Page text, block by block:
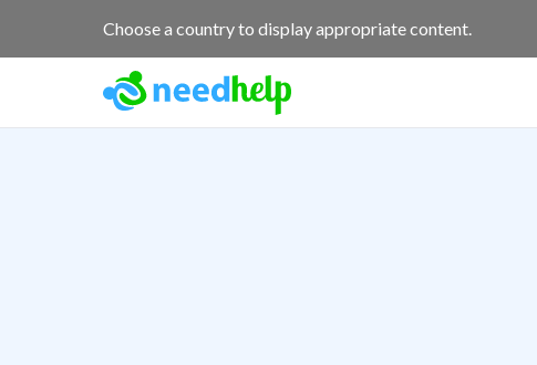
Choose a country to display appropriate content.